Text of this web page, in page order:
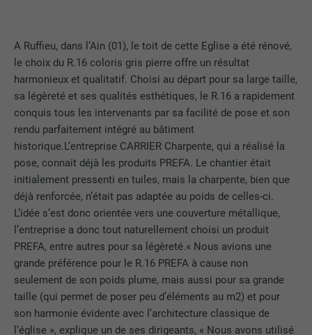
A Ruffieu, dans l’Ain (01), le toit de cette Eglise a été rénové,
le choix du R.16 coloris gris pierre offre un résultat
harmonieux et qualitatif. Choisi au départ pour sa large taille,
sa légèreté et ses qualités esthétiques, le R.16 a rapidement
conquis tous les intervenants par sa facilité de pose et son
rendu parfaitement intégré au bâtiment
historique.L’entreprise CARRIER Charpente, qui a réalisé la
pose, connait déjà les produits PREFA. Le chantier était
initialement pressenti en tuiles, mais la charpente, bien que
déjà renforcée, n’était pas adaptée au poids de celles-ci.
L’idée s’est donc orientée vers une couverture métallique,
l’entreprise a donc tout naturellement choisi un produit
PREFA, entre autres pour sa légèreté.« Nous avions une
grande préférence pour le R.16 PREFA à cause non
seulement de son poids plume, mais aussi pour sa grande
taille (qui permet de poser peu d’éléments au m2) et pour
son harmonie évidente avec l’architecture classique de
l’église », explique un de ses dirigeants, « Nous avons utilisé